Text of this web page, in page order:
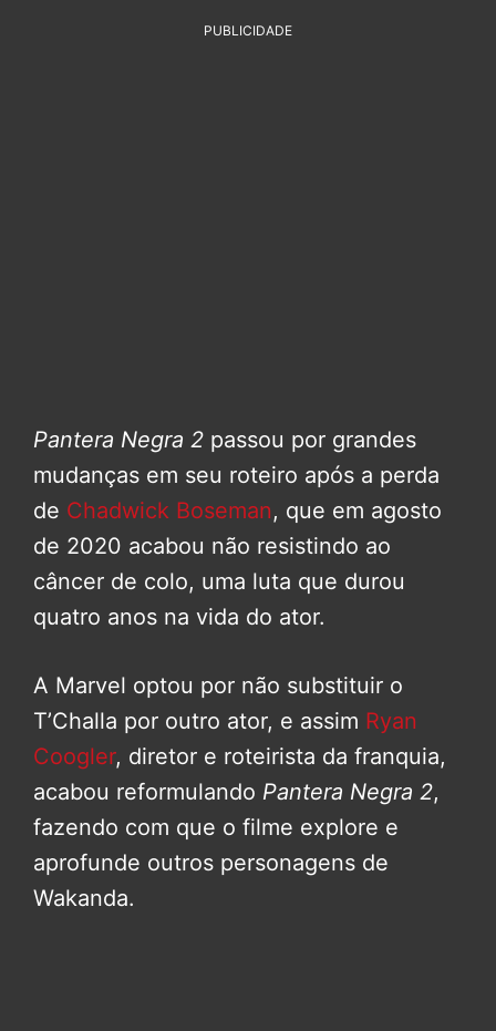
PUBLICIDADE
Pantera Negra 2 passou por grandes
mudanças em seu roteiro após a perda
de Chadwick Boseman, que em agosto
de 2020 acabou não resistindo ao
câncer de colo, uma luta que durou
quatro anos na vida do ator.
A Marvel optou por não substituir o
T’Challa por outro ator, e assim Ryan
Coogler, diretor e roteirista da franquia,
acabou reformulando Pantera Negra 2,
fazendo com que o filme explore e
aprofunde outros personagens de
Wakanda.